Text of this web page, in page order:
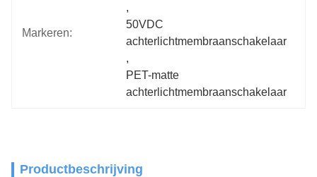
Markeren:
,
50VDC
achterlichtmembraanschakelaar
,
PET-matte
achterlichtmembraanschakelaar
Productbeschrijving